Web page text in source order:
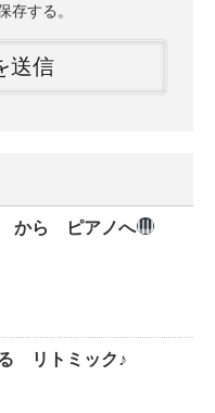
存する。
から ピアノへ
リトミック♪